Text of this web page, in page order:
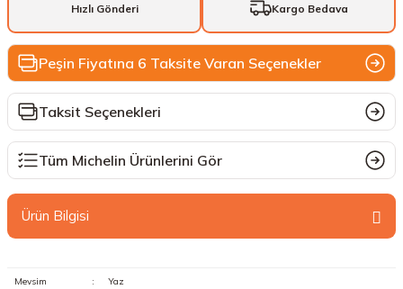
Hızlı Gönderi Kargo Bedava
Peşin Fiyatına 6 Taksite Varan Seçenekler
Taksit Seçenekleri
Tüm Michelin Ürünlerini Gör
Ürün Bilgisi
Mevsim : Yaz